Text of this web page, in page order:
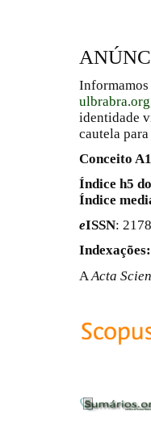
ulbrabra.org
identidade
cautela
Conceito
Índice h5
Índice
eISSN:
Indexações:
A Acta